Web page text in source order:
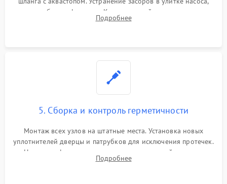
патрубках и фильтрах. Компонентный ремонт платы
управления, восстановление поврежденной проводки.
Подробнее
5. Сборка и контроль герметичности
Монтаж всех узлов на штатные места. Установка новых
уплотнителей дверцы и патрубков для исключения протечек.
Надежная фиксация хомутов гидравлической системы,
сборка корпуса и установка датчика поплавка.
Подробнее